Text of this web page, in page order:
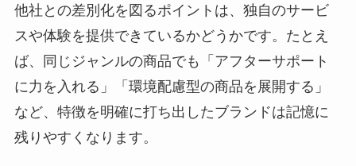
他社との差別化を図るポイントは、独自のサービ
スや体験を提供できているかどうかです。たとえ
ば、同じジャンルの商品でも「アフターサポート
に力を入れる」「環境配慮型の商品を展開する」
など、特徴を明確に打ち出したブランドは記憶に
残りやすくなります。